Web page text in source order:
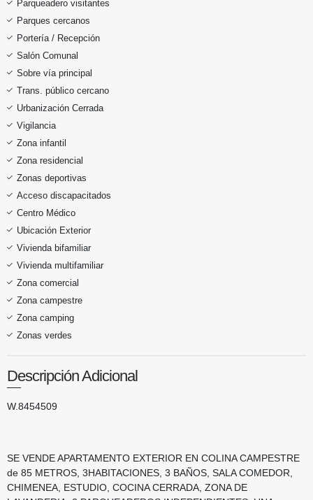
Parqueadero visitantes
Parques cercanos
Portería / Recepción
Salón Comunal
Sobre vía principal
Trans. público cercano
Urbanización Cerrada
Vigilancia
Zona infantil
Zona residencial
Zonas deportivas
Acceso discapacitados
Centro Médico
Ubicación Exterior
Vivienda bifamiliar
Vivienda multifamiliar
Zona comercial
Zona campestre
Zona camping
Zonas verdes
Descripción Adicional
W.8454509
SE VENDE APARTAMENTO EXTERIOR EN COLINA CAMPESTRE
de 85 METROS, 3HABITACIONES, 3 BAÑOS, SALA COMEDOR,
CHIMENEA, ESTUDIO, COCINA CERRADA, ZONA DE